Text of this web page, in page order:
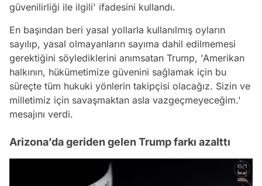
güvenilirliği ile ilgili' ifadesini kullandı.
En başından beri yasal yollarla kullanılmış oyların
sayılıp, yasal olmayanların sayıma dahil edilmemesi
gerektiğini söylediklerini anımsatan Trump, 'Amerikan
halkının, hükümetimize güvenini sağlamak için bu
süreçte tüm hukuki yönlerin takipçisi olacağız. Sizin ve
milletimiz için savaşmaktan asla vazgeçmeyeceğim.'
mesajını verdi.
Arizona’da geriden gelen Trump farkı azalttı